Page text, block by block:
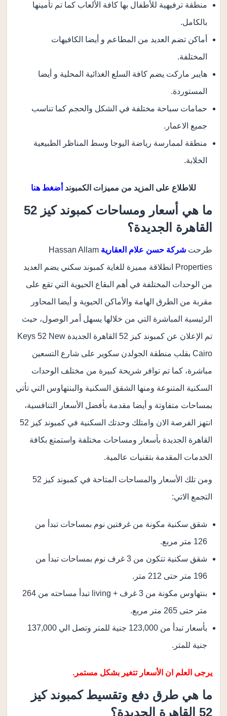
منطقة ترفيهية للأطفال بها كافة الألعاب كما تم تأمينها
بالكامل.
أماكن تضم العديد من المطاعم و أيضا الكافيهات
المختلفة.
هايبر ماركت يضم كافة السلع الغذائية المحلية و أيضا
المستوردة.
حمامات سباحة مختلفة في الشكل والحجم كما تناسب
جميع الاعمار.
منطقة لممارسة رياضة اليوجا وسط المناظر الطبيعية
الخلابة.
للاطلاع على المزيد من مميزات الكمبوند أضغط هنا
ما هي أسعار ومساحات كمبوند كيز 52
القاهرة الجديدة؟
طرحتشركة حسن علام العقارية Hassan Allam
Properties انطلاقة مميزة للغاية كمبوند سكني يضم العديد
من الوحدات المختلفة في أهم البقاع الحيوية التي تقع على
مقربة من الطرق الهامة والأماكن الحيوية و أيضا المحاور
الرئيسية المباشرة التي من خلالها يسهل أمر الوصول، حيث
تم الإعلان عن كمبوند كيز 52 القاهرة الجديدة Keys 52 New
Cairo بقلب منطقة الجولدن سكوير على شارع التسعين
مباشرة، كما تم توافر شريحة كبيرة من مختلف الوحدات
السكنية المتنوعة ومنها الشقق السكنية والبنتهاوس التي تأتي
بمساحات متفاوتة و أيضا مقدمة بأفضل الأسعار التنافسية،
انتهز الفرصة الان وامتلك وحدتك السكنية في كمبوند كيز 52
القاهرة الجديدة بأسعار ومساحات مختلفة واستمتع بكافة
الخدمات المقدمة بتقنيات عالمية.
ومن تلك الأسعار والمساحات المتاحة في كمبوند كيز 52
التجمع الاتي:
شقق سكنية مكونة من غرفتين نوم بمساحات تبدأ من
126 متر مربع.
شقق سكنية تتكون من 3 غرف نوم بمساحات تبدأ من
196 متر حتى 212 متر.
بنتهاوس مكونة من 3 غرف + living تبدأ مساحته من 264
متر حتى 265 متر مربع.
بأسعار تبدأ من 123,000 جنية للمتر وتصل الي 137,000
جنية للمتر.
يرجى العلم ان الأسعار تتغير بشكل مستمر.
ما هي طرق دفع وتقسيط كمبوند كيز
52 القاهرة الجديدة؟